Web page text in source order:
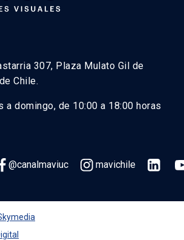
307, Plaza Mulato Gil de
Chile.
a domingo, de 10:00 a 18:00 horas
@canalmaviuc mavichile